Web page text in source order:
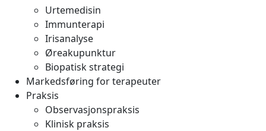
Urtemedisin
Immunterapi
Irisanalyse
Øreakupunktur
Biopatisk strategi
Markedsføring for terapeuter
Praksis
Observasjonspraksis
Klinisk praksis